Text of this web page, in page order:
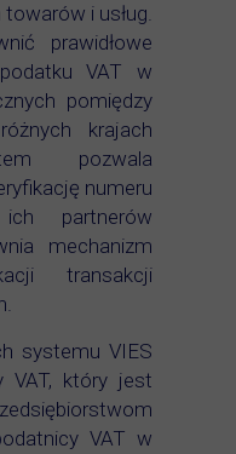
i usług.
prawidłowe
VAT w
pomiędzy
krajach
pozwala
numeru
partnerów
mechanizm
transakcji
systemu VIES
VAT, który jest
VAT w